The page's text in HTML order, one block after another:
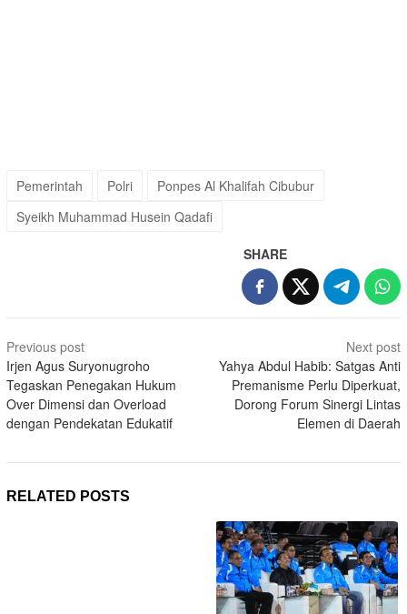
Pemerintah Polri
Ponpes Al Khalifah Cibubur
Syeikh Muhammad Husein Qadafi
SHARE
Post
navigation
Previous post
Irjen Agus Suryonugroho
Tegaskan Penegakan Hukum
Over Dimensi dan Overload
dengan Pendekatan Edukatif
Next post
Yahya Abdul Habib: Satgas Anti
Premanisme Perlu Diperkuat,
Dorong Forum Sinergi Lintas
Elemen di Daerah
RELATED POSTS